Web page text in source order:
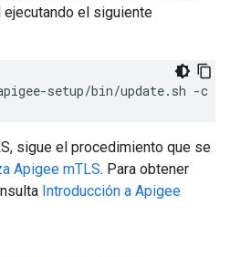
el siguiente
setup/bin/update.sh -c
sigue el procedimiento que se
Apigee mTLS. Para obtener
Introducción a Apigee